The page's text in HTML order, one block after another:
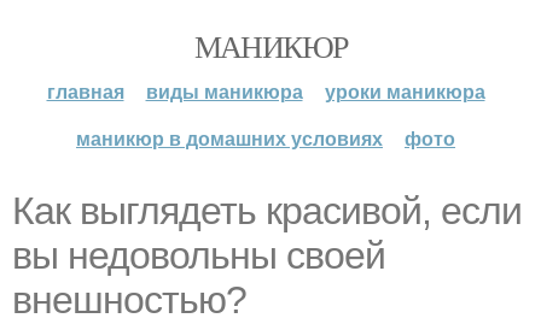
МАНИКЮР
главная виды маникюра
уроки маникюра
маникюр в домашних условиях
фото
Как выглядеть красивой, если
вы недовольны своей
внешностью?